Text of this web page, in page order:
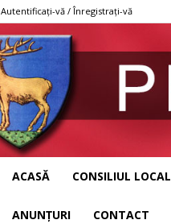
Autentificați-vă / Înregistrați-vă
ACASĂ CONSILIUL LOCAL
ANUNȚURI CONTACT